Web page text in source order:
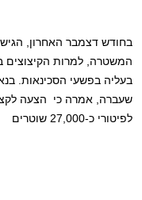
בחודש דצמבר האחרון,
המשטרה, למרות הקיצוצים
בעליה בפשעי הסכינאות.
לפיטורי כ-27,000 שוטרים